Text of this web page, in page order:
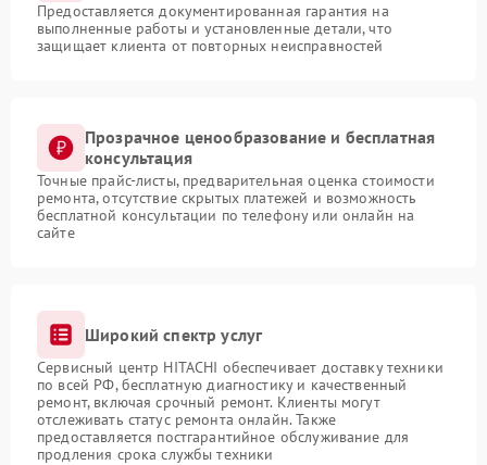
Предоставляется документированная гарантия на
выполненные работы и установленные детали, что
защищает клиента от повторных неисправностей
Прозрачное ценообразование и бесплатная
консультация
Точные прайс-листы, предварительная оценка стоимости
ремонта, отсутствие скрытых платежей и возможность
бесплатной консультации по телефону или онлайн на
сайте
Широкий спектр услуг
Сервисный центр HITACHI обеспечивает доставку техники
по всей РФ, бесплатную диагностику и качественный
ремонт, включая срочный ремонт. Клиенты могут
отслеживать статус ремонта онлайн. Также
предоставляется постгарантийное обслуживание для
продления срока службы техники